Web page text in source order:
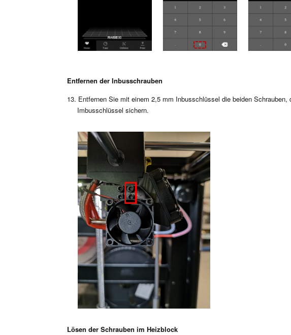
Entfernen der Inbusschrauben
13. Entfernen Sie mit einem 2,5 mm Inbusschlüssel die beiden
Imbusschlüssel sichern.
Lösen der Schrauben im Heizblock